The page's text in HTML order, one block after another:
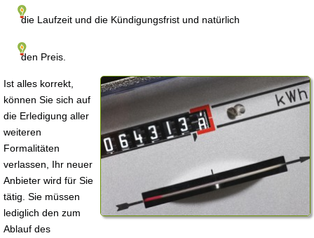
die Laufzeit und die Kündigungsfrist und natürlich
den Preis.
Ist alles korrekt,
können Sie sich auf
die Erledigung aller
weiteren
Formalitäten
verlassen, Ihr neuer
Anbieter wird für Sie
tätig. Sie müssen
lediglich den zum
Ablauf des